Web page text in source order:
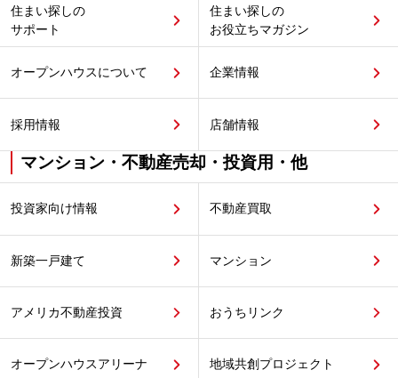
住まい探しの
サポート
住まい探しの
お役立ちマガジン
オープンハウスについて 企業情報
採用情報 店舗情報
マンション・不動産売却・投資用・他
投資家向け情報 不動産買取
新築一戸建て マンション
アメリカ不動産投資 おうちリンク
オープンハウスアリーナ 地域共創プロジェクト